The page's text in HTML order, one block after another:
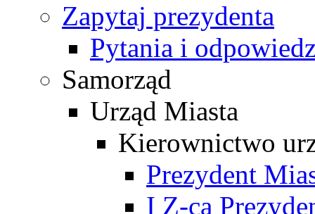
Zapytaj prezydenta
Pytania i
Samorząd
Urząd Miasta
Kierownictwo
Prezydent
I Z-ca